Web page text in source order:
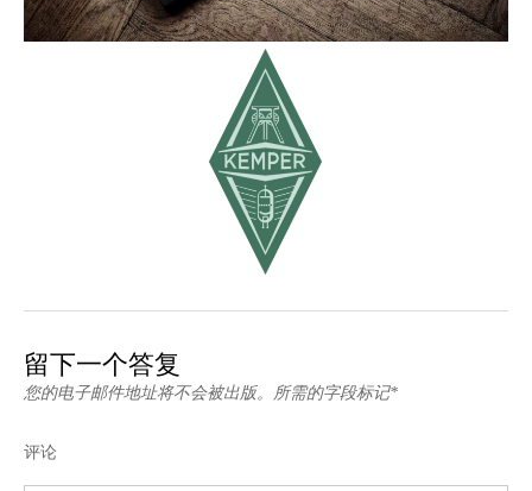
留下一个答复
您的电子邮件地址将不会被出版。所需的字段标记*
评论